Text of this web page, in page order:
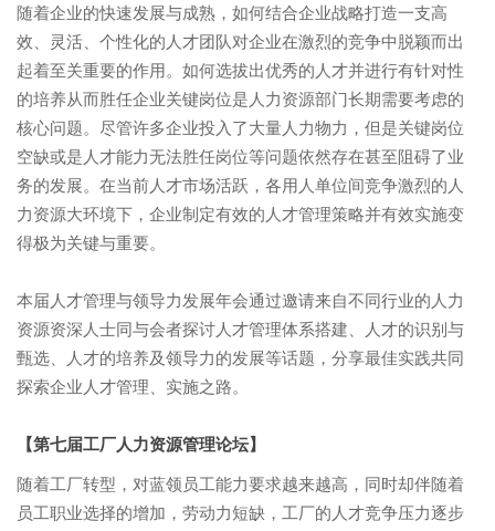
随着企业的快速发展与成熟，如何结合企业战略打造一支高
效、灵活、个性化的人才团队对企业在激烈的竞争中脱颖而出
起着至关重要的作用。如何选拔出优秀的人才并进行有针对性
的培养从而胜任企业关键岗位是人力资源部门长期需要考虑的
核心问题。尽管许多企业投入了大量人力物力，但是关键岗位
空缺或是人才能力无法胜任岗位等问题依然存在甚至阻碍了业
务的发展。在当前人才市场活跃，各用人单位间竞争激烈的人
力资源大环境下，企业制定有效的人才管理策略并有效实施变
得极为关键与重要。
本届人才管理与领导力发展年会通过邀请来自不同行业的人力
资源资深人士同与会者探讨人才管理体系搭建、人才的识别与
甄选、人才的培养及领导力的发展等话题，分享最佳实践共同
探索企业人才管理、实施之路。
【第七届工厂人力资源管理论坛】
随着工厂转型，对蓝领员工能力要求越来越高，同时却伴随着
员工职业选择的增加，劳动力短缺，工厂的人才竞争压力逐步